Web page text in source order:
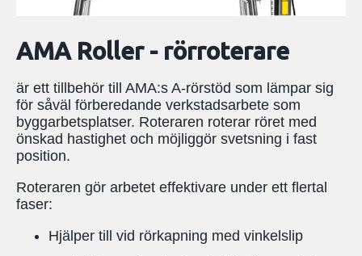
AMA Roller - rörroterare
är ett tillbehör till AMA:s A-rörstöd som lämpar sig
för såväl förberedande verkstadsarbete som
byggarbetsplatser. Roteraren roterar röret med
önskad hastighet och möjliggör svetsning i fast
position.
Roteraren gör arbetet effektivare under ett flertal
faser:
Hjälper till vid rörkapning med vinkelslip